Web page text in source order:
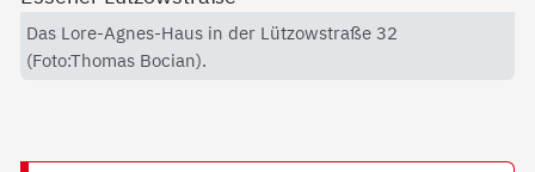
Das Lore-Agnes-Haus in der Lützowstraße 32
(Foto:Thomas Bocian).